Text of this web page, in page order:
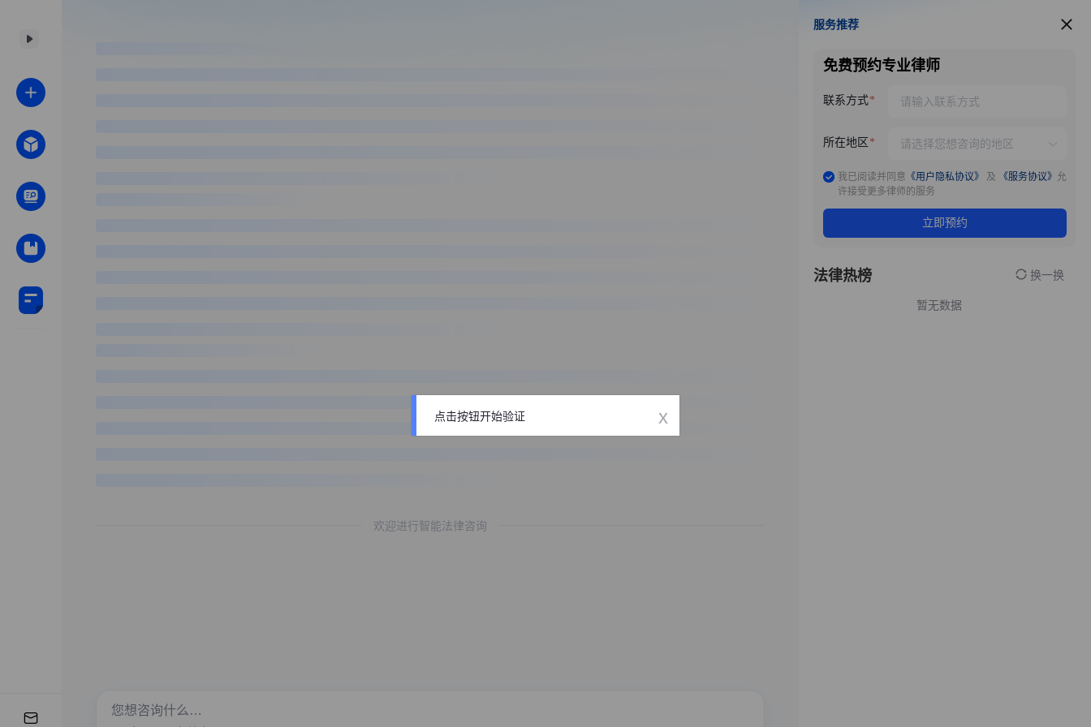
欢迎进行智能法律咨询
服务推荐
服务推荐
免费预约专业律师
联系方式
所在地区
我已阅读并同意 《用户隐私协议》 及 《服务协议》 允
许接受更多律师的服务
立即预约
法律热榜 换一换
暂无数据
点击按钮开始验证 x